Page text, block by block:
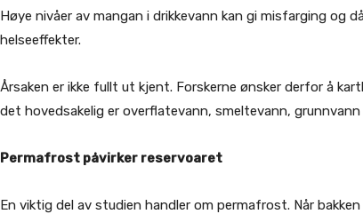
Høye nivåer av mangan i drikkevann kan gi misfarging og
helseeffekter.
Årsaken er ikke fullt ut kjent. Forskerne ønsker derfor å
det hovedsakelig er overflatevann, smeltevann,
Permafrost påvirker reservoaret
En viktig del av studien handler om permafrost. Når